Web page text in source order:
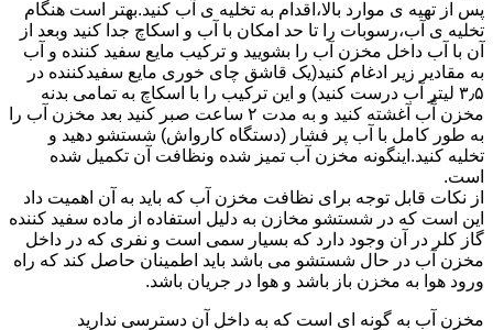
پس از تهیه ی موارد بالا،اقدام به تخلیه ی آب کنید.بهتر است هنگام
تخلیه ی آب،رسوبات را تا حد امکان با آب و اسکاچ جدا کنید وبعد از
آن با آب داخل مخزن آب را بشویید و ترکیب مایع سفید کننده و آب
به مقادیر زیر ادغام کنید(یک قاشق چای خوری مایع سفیدکننده در
۳٫۵ لیتر آب درست کنید) و این ترکیب را با اسکاچ به تمامی بدنه
مخزن آّب آغشته کنید و به مدت ۲ ساعت صبر کنید بعد مخزن آب را
به طور کامل با آب پر فشار (دستگاه کارواش) شستشو دهید و
تخلیه کنید.اینگونه مخزن آب تمیز شده ونظافت آن تکمیل شده
است.
از نکات قابل توجه برای نظافت مخزن آب که باید به آن اهمیت داد
این است که در شستشو مخازن به دلیل استفاده از ماده سفید کننده
گاز کلر در آن وجود دارد که بسیار سمی است و نفری که در داخل
مخزن آب در حال شستشو می باشد باید اطمینان حاصل کند که راه
ورود هوا به مخزن باز باشد و هوا در جریان باشد.
مخزن آب به گونه ای است که به داخل آن دسترسی ندارید